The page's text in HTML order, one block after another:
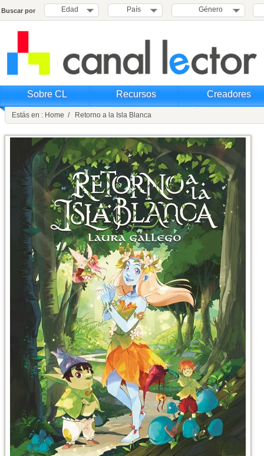
Buscar por Edad País Género
Sobre CL Recursos Creadores
Estás en : Home / Retorno a la Isla Blanca